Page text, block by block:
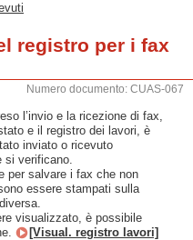
registro per i fax
Numero documento: CUAS-067
l’invio e la ricezione di fax,
e il registro dei lavori, è
inviato o ricevuto
si verificano.
per salvare i fax che non
essere stampati sulla
visualizzato, è possibile
[Visual. registro lavori]